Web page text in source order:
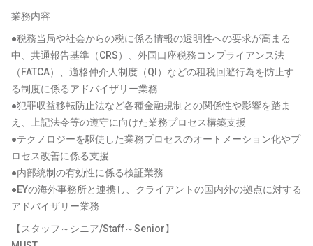
業務内容
●税務当局や社会からの税に係る情報の透明性への要求が高まる
中、共通報告基準（CRS）、外国口座税務コンプライアンス法
（FATCA）、適格仲介人制度（QI）などの租税回避行為を防止す
る制度に係るアドバイザリー業務
●犯罪収益移転防止法など各種金融規制との関係性や影響を踏ま
え、上記法令等の遵守に向けた業務プロセス構築支援
●テクノロジーを駆使した業務プロセスのオートメーション化やプ
ロセス改善に係る支援
●内部統制の有効性に係る検証業務
●EYの海外事務所と連携し、クライアントの国内外の拠点に対する
アドバイザリー業務
【スタッフ～シニア/Staff～Senior】